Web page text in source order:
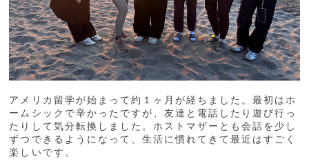
アメリカ留学が始まって約１ヶ月が経ちました。最初はホ
ームシックで辛かったですが、友達と電話したり遊び行っ
たりして気分転換しました。ホストマザーとも会話を少し
ずつできるようになって、生活に慣れてきて最近はすごく
楽しいです。